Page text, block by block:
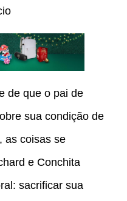
de que o pai de
sua condição de
as coisas se
e Conchita
sacrificar sua